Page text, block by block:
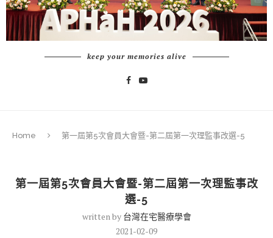
keep your memories alive
Home 第一屆第5次會員大會暨-第二屆第一次理監事改選-5
第一屆第5次會員大會暨-第二屆第一次理監事改
選-5
written by 台灣在宅醫療學會
2021-02-09